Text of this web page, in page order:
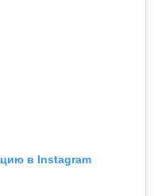
в Instagram